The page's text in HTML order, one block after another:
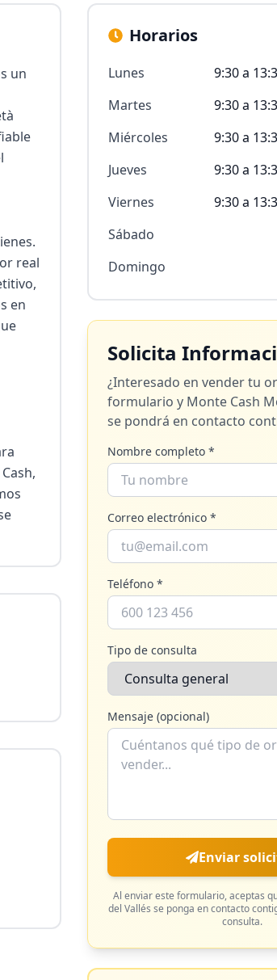
un
real
en
Horarios
Lunes
9:30 a
Martes
9:30 a
Miércoles
9:30 a
Jueves
9:30 a
Viernes
9:30 a
Sábado
Domingo
Solicita
¿Interesado en vender tu
formulario y Monte Cash
se pondrá en contacto
Nombre completo *
Correo electrónico *
Teléfono *
Tipo de consulta
Mensaje (opcional)
Enviar
Al enviar este formulario, aceptas
del Vallés se ponga en contacto
consulta.